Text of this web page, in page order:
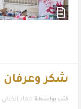
شكر وعرفان
كتب بواسطة معاذ الكناني